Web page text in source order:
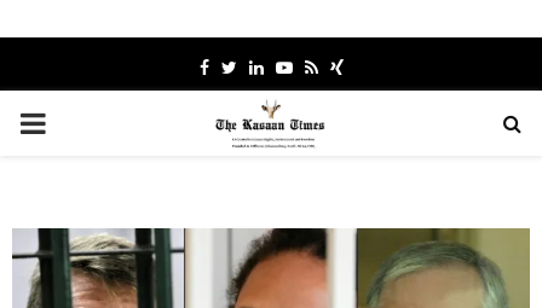
Facebook
TwitterLinkedinYoutube
RssXing
PRIMARY